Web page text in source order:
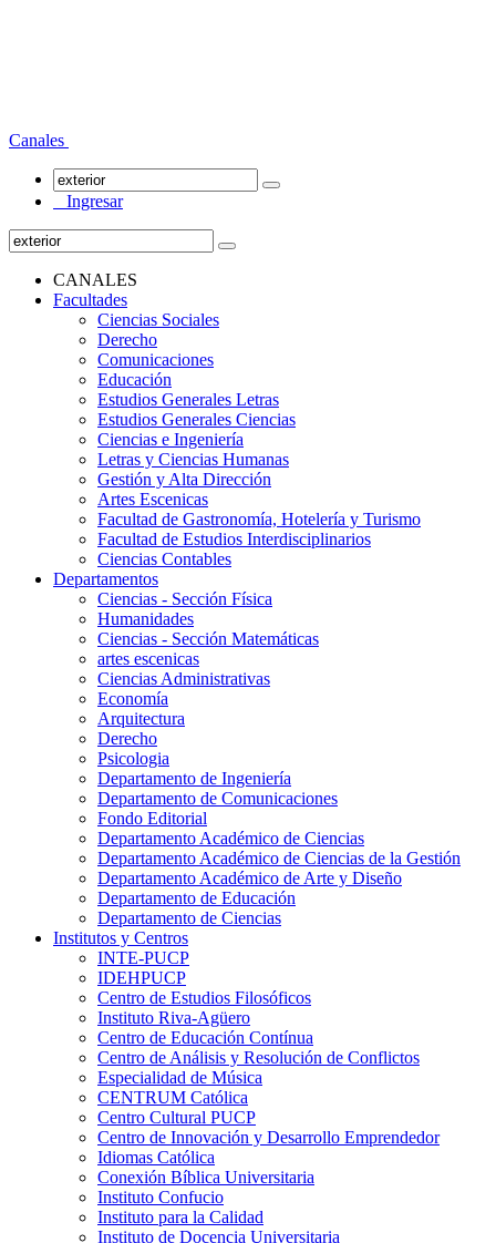
Canales
Ingresar
CANALES
Facultades
Ciencias Sociales
Derecho
Comunicaciones
Educación
Estudios Generales Letras
Estudios Generales Ciencias
Ciencias e Ingeniería
Letras y Ciencias Humanas
Gestión y Alta Dirección
Artes Escenicas
Facultad de Gastronomía, Hotelería y Turismo
Facultad de Estudios Interdisciplinarios
Ciencias Contables
Departamentos
Ciencias - Sección Física
Humanidades
Ciencias - Sección Matemáticas
artes escenicas
Ciencias Administrativas
Economía
Arquitectura
Derecho
Psicologia
Departamento de Ingeniería
Departamento de Comunicaciones
Fondo Editorial
Departamento Académico de Ciencias
Departamento Académico de Ciencias de la Gestión
Departamento Académico de Arte y Diseño
Departamento de Educación
Departamento de Ciencias
Institutos y Centros
INTE-PUCP
IDEHPUCP
Centro de Estudios Filosóficos
Instituto Riva-Agüero
Centro de Educación Contínua
Centro de Análisis y Resolución de Conflictos
Especialidad de Música
CENTRUM Católica
Centro Cultural PUCP
Centro de Innovación y Desarrollo Emprendedor
Idiomas Católica
Conexión Bíblica Universitaria
Instituto Confucio
Instituto para la Calidad
Instituto de Docencia Universitaria